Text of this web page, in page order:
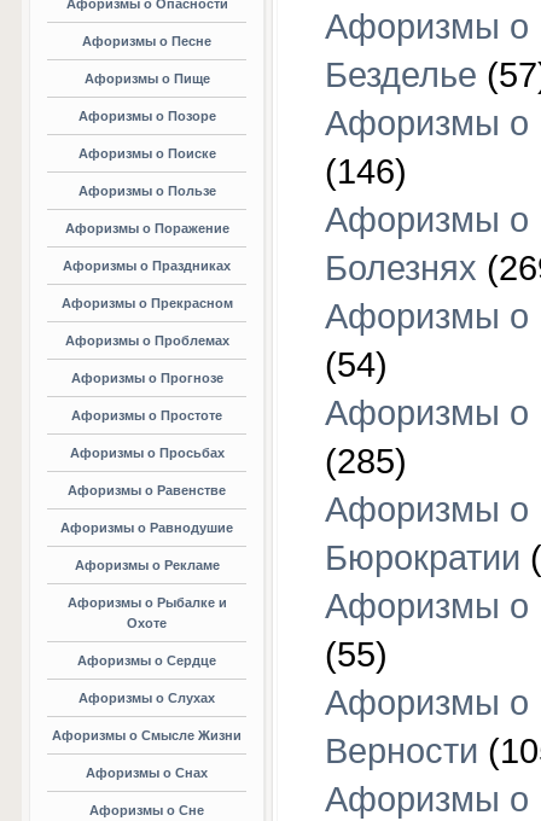
Афоризмы о Опасности
Афоризмы о Песне
Афоризмы о Пище
Афоризмы о Позоре
Афоризмы о Поиске
Афоризмы о Пользе
Афоризмы о Поражение
Афоризмы о Праздниках
Афоризмы о Прекрасном
Афоризмы о Проблемах
Афоризмы о Прогнозе
Афоризмы о Простоте
Афоризмы о Просьбах
Афоризмы о Равенстве
Афоризмы о Равнодушие
Афоризмы о Рекламе
Афоризмы о Рыбалке и
Охоте
Афоризмы о Сердце
Афоризмы о Слухах
Афоризмы о Смысле Жизни
Афоризмы о Снах
Афоризмы о Сне
Афоризмы о
Безделье
Афоризмы о
(146)
Афоризмы о
Болезнях
Афоризмы о
(54)
Афоризмы о
(285)
Афоризмы о
Бюрократии
Афоризмы о
(55)
Афоризмы о
Верности
Афоризмы о